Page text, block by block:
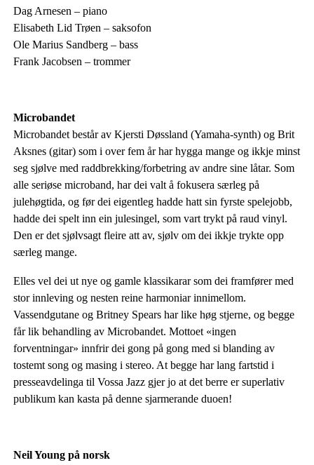
Dag Arnesen – piano
Elisabeth Lid Trøen – saksofon
Ole Marius Sandberg – bass
Frank Jacobsen – trommer
Microbandet
Microbandet består av Kjersti Døssland (Yamaha-synth) og Brit
Aksnes (gitar) som i over fem år har hygga mange og ikkje minst
seg sjølve med raddbrekking/forbetring av andre sine låtar. Som
alle seriøse microband, har dei valt å fokusera særleg på
julehøgtida, og før dei eigentleg hadde hatt sin fyrste spelejobb,
hadde dei spelt inn ein julesingel, som vart trykt på raud vinyl.
Den er det sjølvsagt fleire att av, sjølv om dei ikkje trykte opp
særleg mange.
Elles vel dei ut nye og gamle klassikarar som dei framfører med
stor innleving og nesten reine harmoniar innimellom.
Vassendgutane og Britney Spears har like høg stjerne, og begge
får lik behandling av Microbandet. Mottoet «ingen
forventningar» innfrir dei gong på gong med si blanding av
tostemt song og masing i stereo. At begge har lang fartstid i
presseavdelinga til Vossa Jazz gjer jo at det berre er superlativ
publikum kan kasta på denne sjarmerande duoen!
Neil Young på norsk